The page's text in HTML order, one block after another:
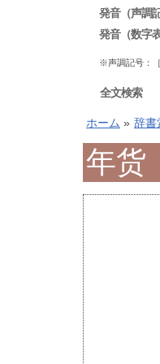
発音（声調
発音（数字
※声調記号：
全文検索
ホーム » 辞書
年货